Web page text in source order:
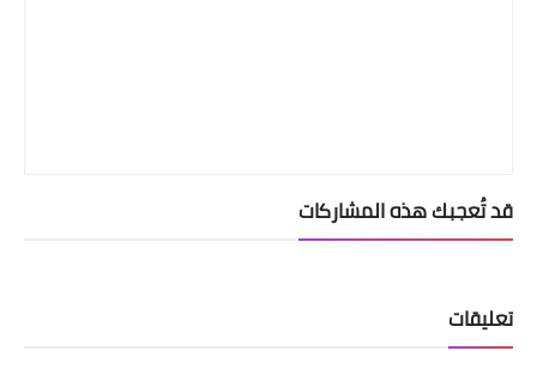
قد تُعجبك هذه المشاركات
تعليقات